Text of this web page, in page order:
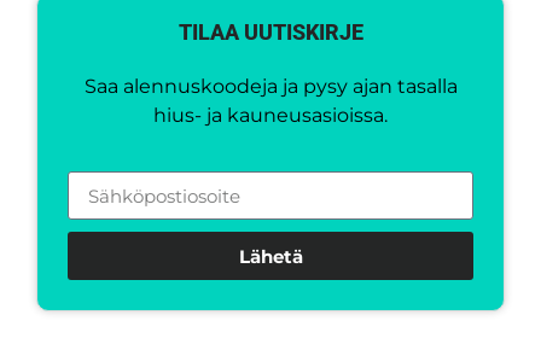
TILAA UUTISKIRJE
Saa alennuskoodeja ja pysy ajan tasalla
hius- ja kauneusasioissa.
Lähetä